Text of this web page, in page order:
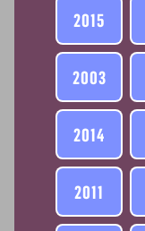
2015
2003
2014
2011